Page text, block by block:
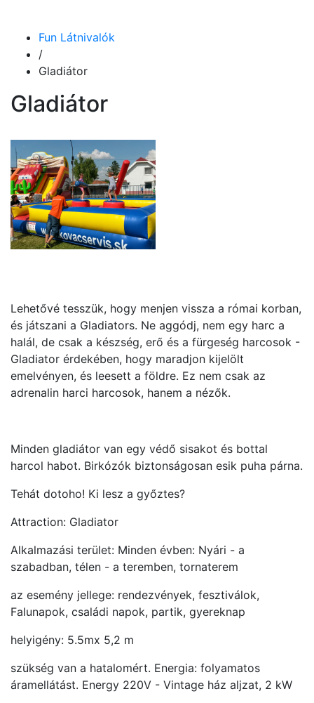
Fun Látnivalók
/
Gladiátor
Gladiátor
Lehetővé tesszük, hogy menjen vissza a római korban,
és játszani a Gladiators. Ne aggódj, nem egy harc a
halál, de csak a készség, erő és a fürgeség harcosok -
Gladiator érdekében, hogy maradjon kijelölt
emelvényen, és leesett a földre. Ez nem csak az
adrenalin harci harcosok, hanem a nézők.
Minden gladiátor van egy védő sisakot és bottal
harcol habot. Birkózók biztonságosan esik puha párna.
Tehát dotoho! Ki lesz a győztes?
Attraction: Gladiator
Alkalmazási terület: Minden évben: Nyári - a
szabadban, télen - a teremben, tornaterem
az esemény jellege: rendezvények, fesztiválok,
Falunapok, családi napok, partik, gyereknap
helyigény: 5.5mx 5,2 m
szükség van a hatalomért. Energia: folyamatos
áramellátást. Energy 220V - Vintage ház aljzat, 2 kW